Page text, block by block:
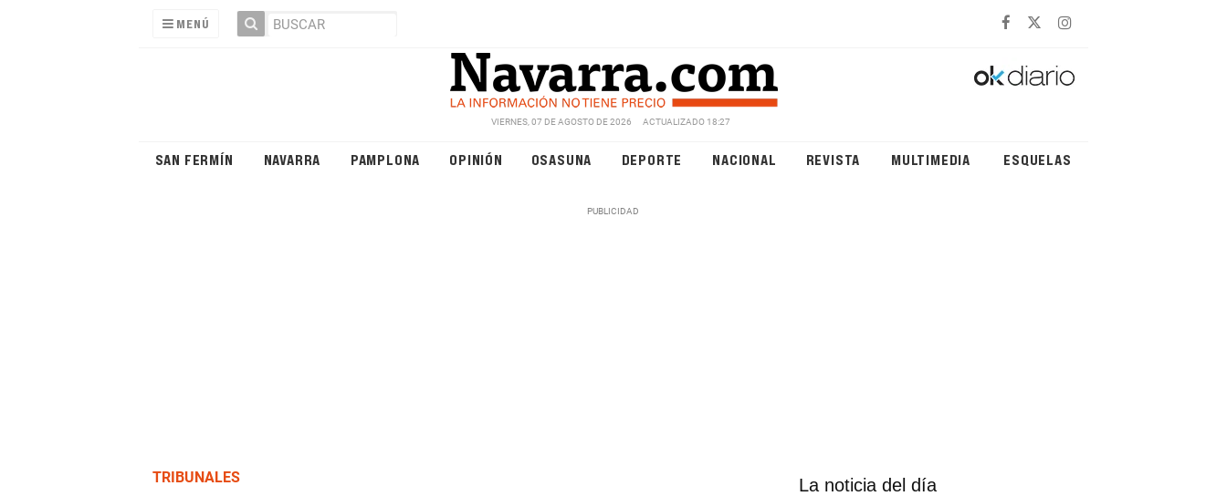
MENÚ
VIERNES, 07 DE AGOSTO DE 2026 ACTUALIZADO 18:27
SAN FERMÍN NAVARRA PAMPLONA OPINIÓN OSASUNA DEPORTE NACIONAL REVISTA MULTIMEDIA ESQUELAS
TRIBUNALES La noticia del día